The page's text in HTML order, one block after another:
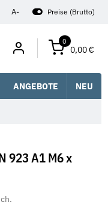
A- Preise (Brutto)
0
0,00 €
ANGEBOTE NEU
923 A1 M6 x